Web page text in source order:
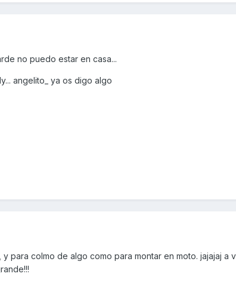
no puedo estar en casa...
angelito_ ya os digo algo
para colmo de algo como para montar en moto. jajajaj a